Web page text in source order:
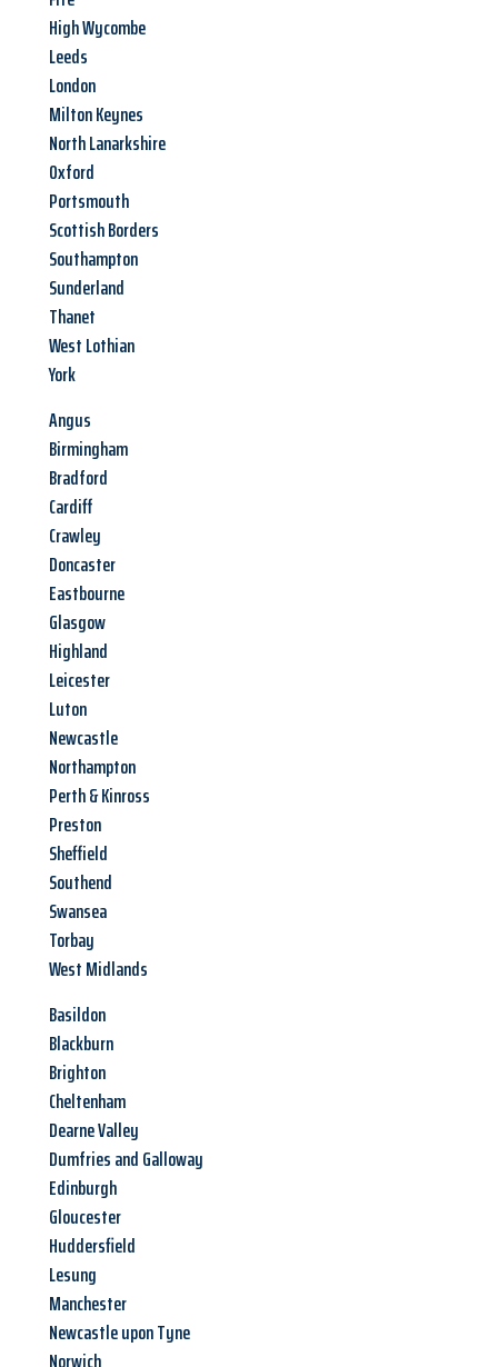
High Wycombe
Leeds
London
Milton Keynes
North Lanarkshire
Oxford
Portsmouth
Scottish Borders
Southampton
Sunderland
Thanet
West Lothian
York
Angus
Birmingham
Bradford
Cardiff
Crawley
Doncaster
Eastbourne
Glasgow
Highland
Leicester
Luton
Newcastle
Northampton
Perth & Kinross
Preston
Sheffield
Southend
Swansea
Torbay
West Midlands
Basildon
Blackburn
Brighton
Cheltenham
Dearne Valley
Dumfries and Galloway
Edinburgh
Gloucester
Huddersfield
Lesung
Manchester
Newcastle upon Tyne